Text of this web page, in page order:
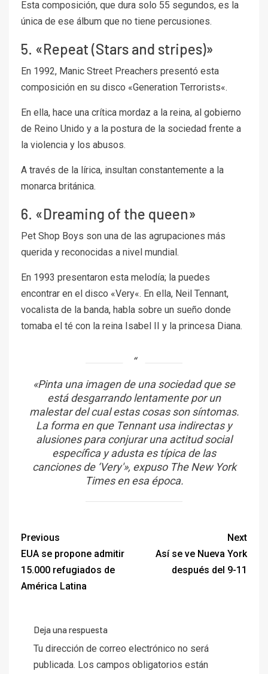
Esta composición, que dura solo 55 segundos, es la
única de ese álbum que no tiene percusiones.
5. «Repeat (Stars and stripes)»
En 1992, Manic Street Preachers presentó esta
composición en su disco «Generation Terrorists«.
En ella, hace una crítica mordaz a la reina, al gobierno
de Reino Unido y a la postura de la sociedad frente a
la violencia y los abusos.
A través de la lírica, insultan constantemente a la
monarca británica.
6. «Dreaming of the queen»
Pet Shop Boys son una de las agrupaciones más
querida y reconocidas a nivel mundial.
En 1993 presentaron esta melodía; la puedes
encontrar en el disco «Very«. En ella, Neil Tennant,
vocalista de la banda, habla sobre un sueño donde
tomaba el té con la reina Isabel II y la princesa Diana.
«Pinta una imagen de una sociedad que se
está desgarrando lentamente por un
malestar del cual estas cosas son síntomas.
La forma en que Tennant usa indirectas y
alusiones para conjurar una actitud social
específica y adusta es típica de las
canciones de ‘Very'», expuso The New York
Times en esa época.
Previous
EUA se propone admitir
15.000 refugiados de
América Latina
Next
Así se ve Nueva York
después del 9-11
Deja una respuesta
Tu dirección de correo electrónico no será
publicada. Los campos obligatorios están